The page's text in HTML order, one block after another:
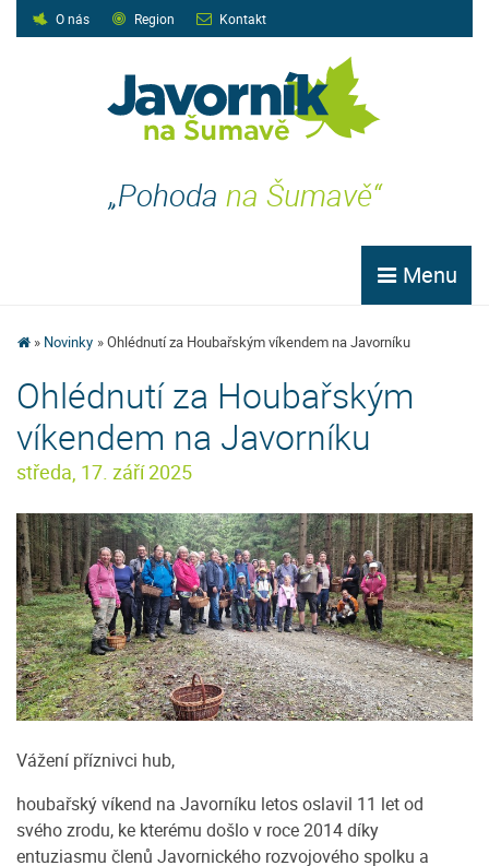
O nás Region Kontakt
„Pohoda na Šumavě“
Menu
Novinky Ohlédnutí za Houbařským víkendem na Javorníku
Ohlédnutí za Houbařským
víkendem na Javorníku
středa, 17. září 2025
Vážení příznivci hub,
houbařský víkend na Javorníku letos oslavil 11 let od
svého zrodu, ke kterému došlo v roce 2014 díky
entuziasmu členů Javornického rozvojového spolku a